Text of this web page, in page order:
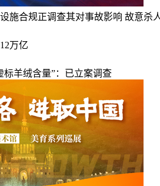
施合规正调查其对事故影响 故意杀
万亿
标羊绒含量”：已立案调查